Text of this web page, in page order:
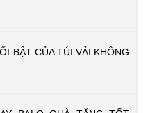
BẬT CỦA TÚI VẢI KHÔNG